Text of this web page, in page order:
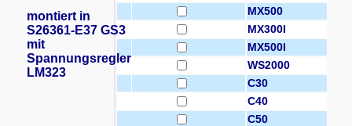
MX500
MX300I
MX500I
WS2000
C30
C40
C50
montiert in
S26361-E37 GS3
mit
Spannungsregler
LM323